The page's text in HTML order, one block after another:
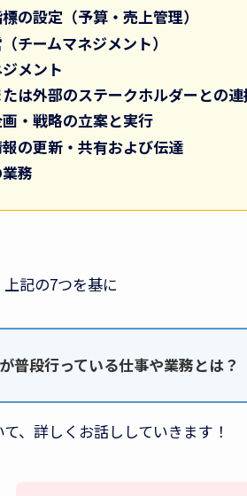
の設定（予算・売上管理）
チームマネジメント）
メント
は外部のステークホルダーとの
・戦略の立案と実行
の更新・共有および伝達
務
記の7つを基に
普段行っている仕事や業務とは？
、詳しくお話ししていきます！